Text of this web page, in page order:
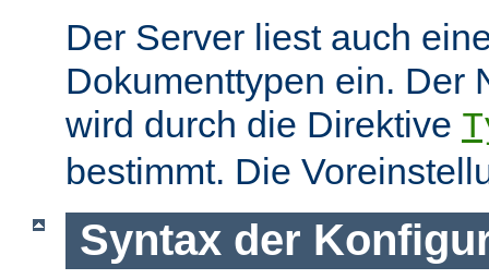
Der Server liest auch
Dokumenttypen ein. Der
wird durch die Direktive
bestimmt. Die
Syntax der